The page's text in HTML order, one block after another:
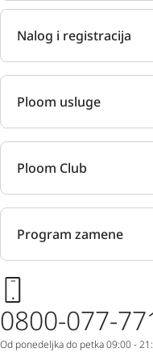
Nalog i registracija
Ploom usluge
Ploom Club
Program zamene
0800-077-
Od ponedeljka do petka 09:00 -